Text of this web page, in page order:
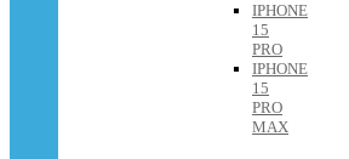
IPHONE
15
PRO
IPHONE
15
PRO
MAX